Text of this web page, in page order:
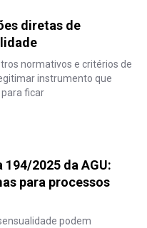
diretas de
normativos e critérios de
instrumento que
ficar
194/2025 da AGU:
para processos
podem